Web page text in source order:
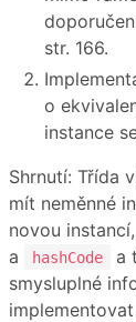
str. 166.
o
instance
Shrnutí: Třída
mít neměnné
novou
a hashCode a
smysluplné